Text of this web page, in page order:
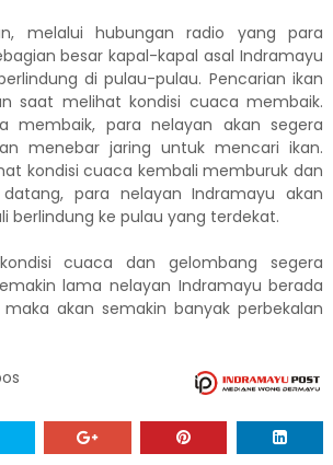
melalui hubungan radio yang para
besar kapal-kapal asal Indramayu
di pulau-pulau. Pencarian ikan
saat melihat kondisi cuaca membaik.
membaik, para nelayan akan segera
menebar jaring untuk mencari ikan.
kondisi cuaca kembali memburuk dan
para nelayan Indramayu akan
berlindung ke pulau yang terdekat.
cuaca dan gelombang segera
lama nelayan Indramayu berada
akan semakin banyak perbekalan